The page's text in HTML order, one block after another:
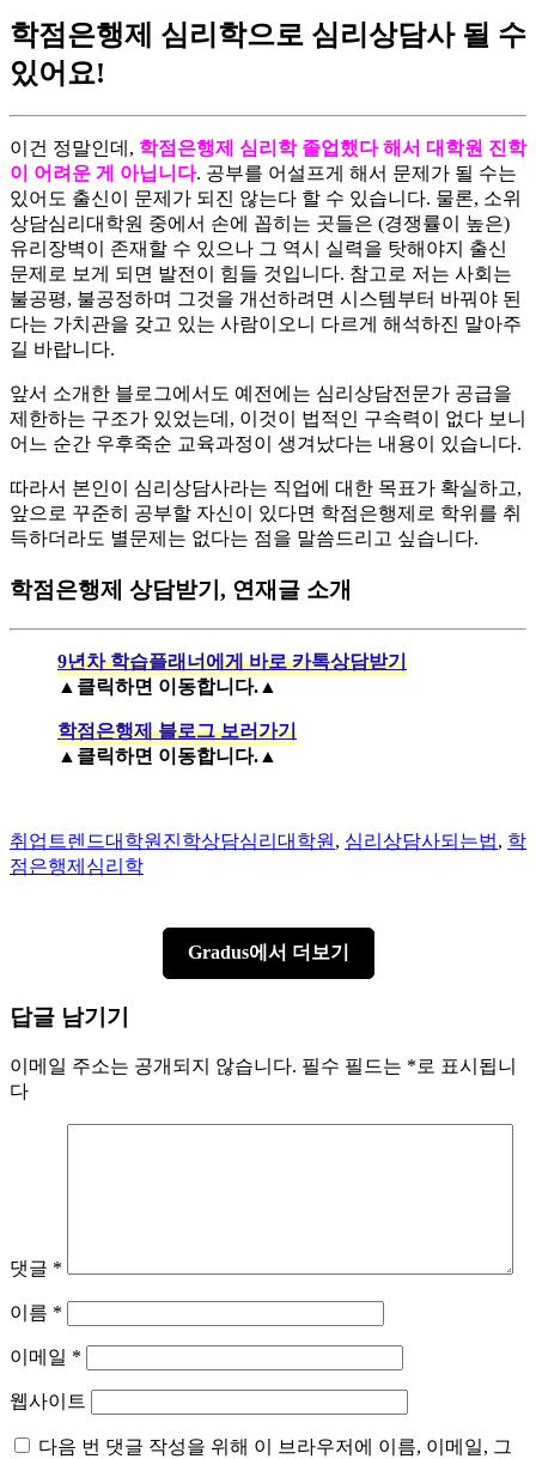
학점은행제 심리학으로 심리상담사 될 수
있어요!
이건 정말인데, 학점은행제 심리학 졸업했다 해서 대학원 진학
이 어려운 게 아닙니다. 공부를 어설프게 해서 문제가 될 수는
있어도 출신이 문제가 되진 않는다 할 수 있습니다. 물론, 소위
상담심리대학원 중에서 손에 꼽히는 곳들은 (경쟁률이 높은)
유리장벽이 존재할 수 있으나 그 역시 실력을 탓해야지 출신
문제로 보게 되면 발전이 힘들 것입니다. 참고로 저는 사회는
불공평, 불공정하며 그것을 개선하려면 시스템부터 바꿔야 된
다는 가치관을 갖고 있는 사람이오니 다르게 해석하진 말아주
길 바랍니다.
​앞서 소개한 블로그에서도 예전에는 심리상담전문가 공급을
제한하는 구조가 있었는데, 이것이 법적인 구속력이 없다 보니
어느 순간 우후죽순 교육과정이 생겨났다는 내용이 있습니다.
​따라서 본인이 심리상담사라는 직업에 대한 목표가 확실하고,
앞으로 꾸준히 공부할 자신이 있다면 학점은행제로 학위를 취
득하더라도 별문제는 없다는 점을 말씀드리고 싶습니다.
학점은행제 상담받기, 연재글 소개
9년차 학습플래너에게 바로 카톡상담받기
▲클릭하면 이동합니다.▲
학점은행제 블로그 보러가기
▲클릭하면 이동합니다.▲
Author
취업트렌드Categories
대학원진학Tags
상담심리대학원 , 심리상담사되는법, 학
점은행제심리학
Gradus에서 더보기
답글 남기기
이메일 주소는 공개되지 않습니다. 필수 필드는 *로 표시됩니
다
댓글 *
이름 *
이메일 *
웹사이트
다음 번 댓글 작성을 위해 이 브라우저에 이름, 이메일, 그